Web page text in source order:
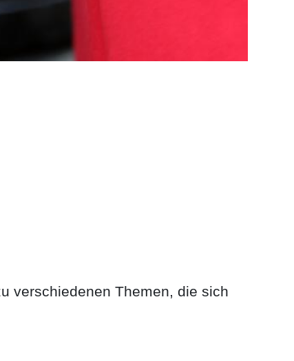
verschiedenen Themen, die sich